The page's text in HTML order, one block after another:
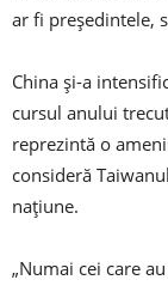
ar fi președintele,
China și-a
cursul anului
reprezintă o
consideră
națiune.
„Numai cei care